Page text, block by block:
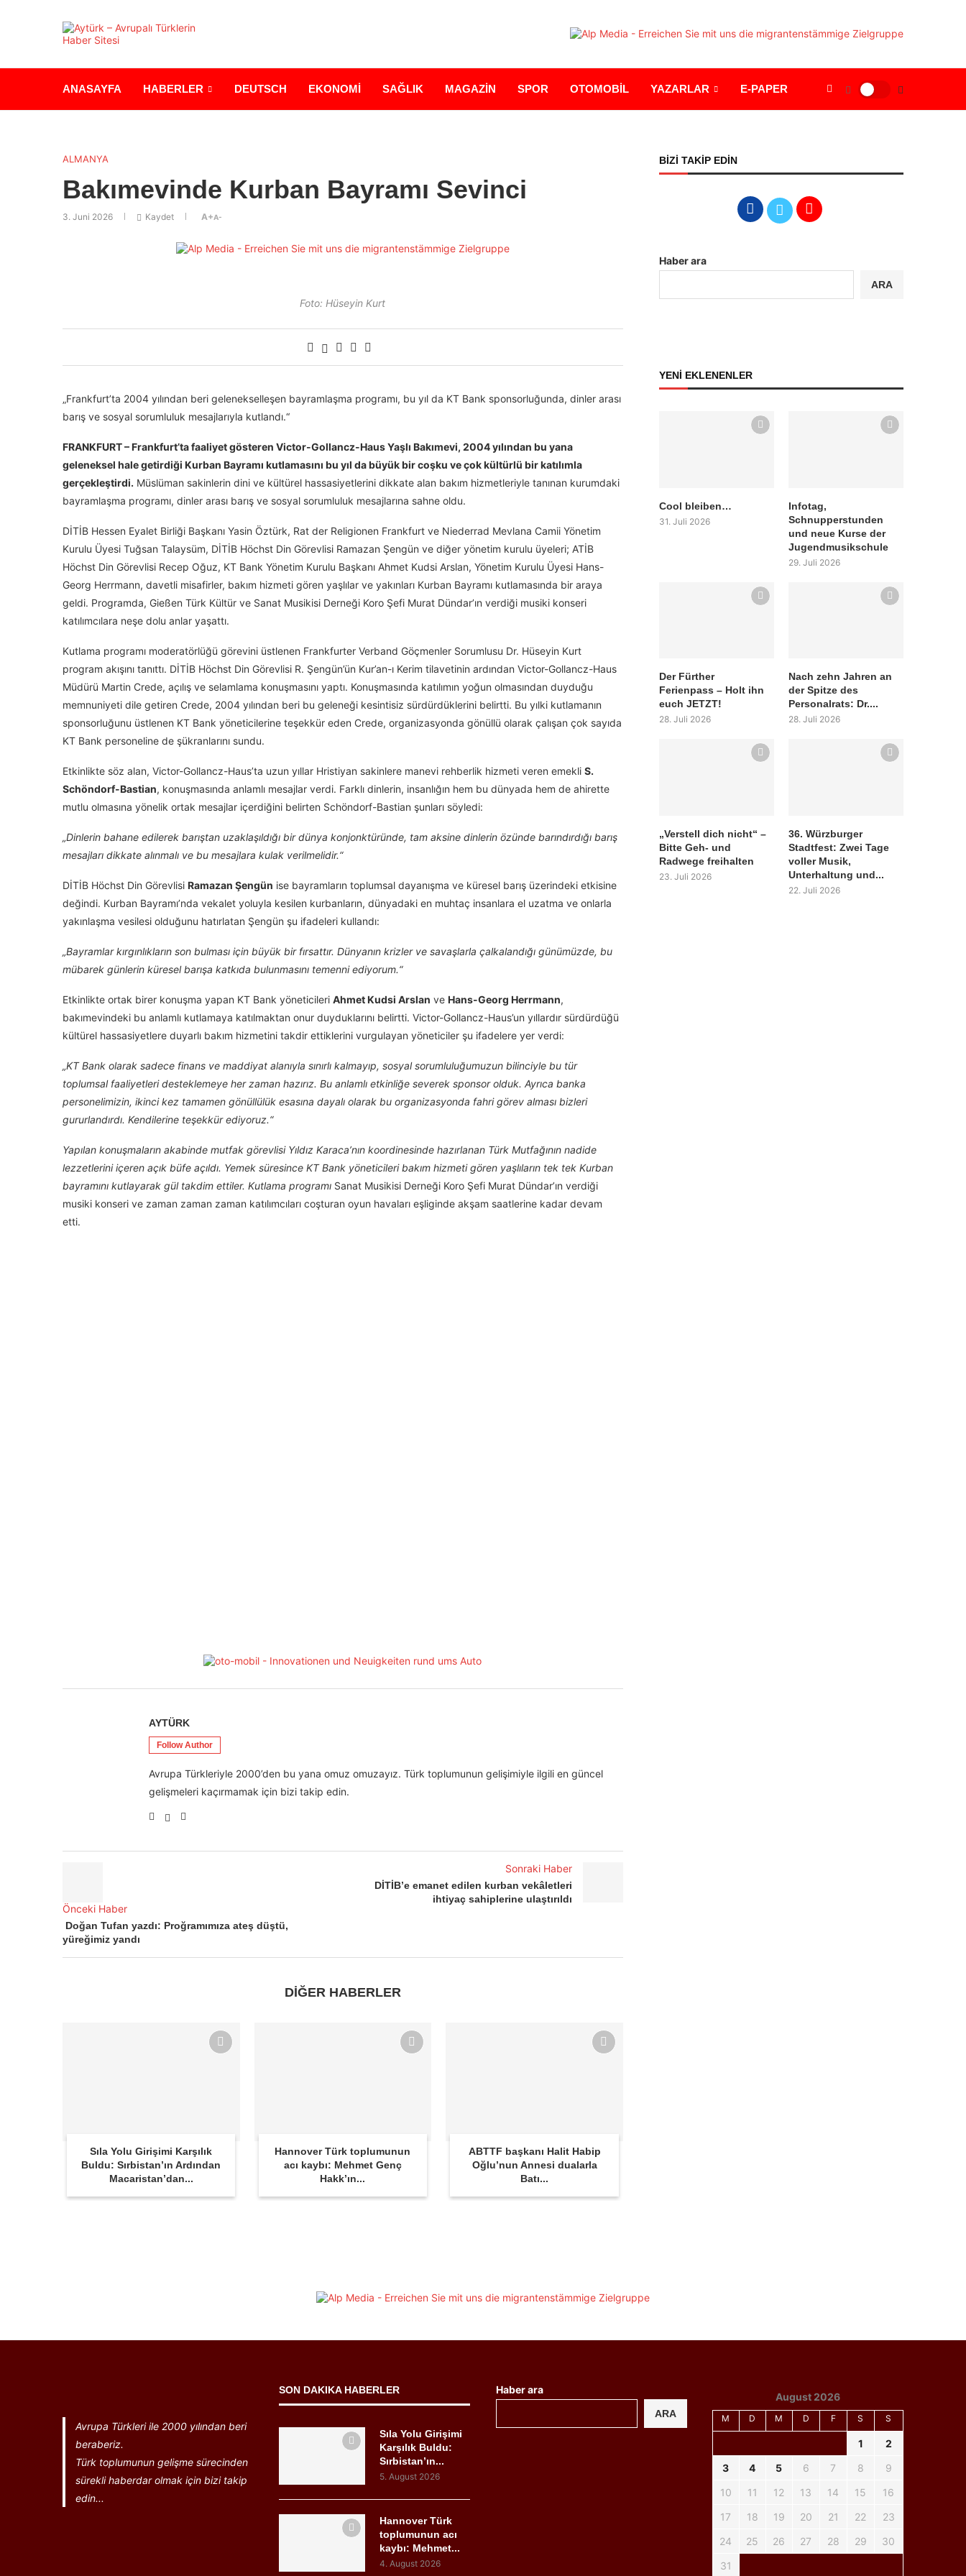
ANASAYFA HABERLER DEUTSCH EKONOMİ SAĞLIK MAGAZİN SPOR OTOMOBİL YAZARLAR E-PAPER
ALMANYA
Bakımevinde Kurban Bayramı Sevinci
3. Juni 2026 Kaydet A+A-
Foto: Hüseyin Kurt
„Frankfurt’ta 2004 yılından beri gelenekselleşen bayramlaşma programı, bu yıl da KT Bank sponsorluğunda, dinler arası
barış ve sosyal sorumluluk mesajlarıyla kutlandı.“
FRANKFURT – Frankfurt’ta faaliyet gösteren Victor-Gollancz-Haus Yaşlı Bakımevi, 2004 yılından bu yana
geleneksel hale getirdiği Kurban Bayramı kutlamasını bu yıl da büyük bir coşku ve çok kültürlü bir katılımla
gerçekleştirdi. Müslüman sakinlerin dini ve kültürel hassasiyetlerini dikkate alan bakım hizmetleriyle tanınan kurumdaki
bayramlaşma programı, dinler arası barış ve sosyal sorumluluk mesajlarına sahne oldu.
DİTİB Hessen Eyalet Birliği Başkanı Yasin Öztürk, Rat der Religionen Frankfurt ve Niederrad Mevlana Camii Yönetim
Kurulu Üyesi Tuğsan Talaysüm, DİTİB Höchst Din Görevlisi Ramazan Şengün ve diğer yönetim kurulu üyeleri; ATİB
Höchst Din Görevlisi Recep Oğuz, KT Bank Yönetim Kurulu Başkanı Ahmet Kudsi Arslan, Yönetim Kurulu Üyesi Hans-
Georg Herrmann, davetli misafirler, bakım hizmeti gören yaşlılar ve yakınları Kurban Bayramı kutlamasında bir araya
geldi. Programda, Gießen Türk Kültür ve Sanat Musikisi Derneği Koro Şefi Murat Dündar’ın verdiği musiki konseri
katılımcılara neşe dolu anlar yaşattı.
Kutlama programı moderatörlüğü görevini üstlenen Frankfurter Verband Göçmenler Sorumlusu Dr. Hüseyin Kurt
program akışını tanıttı. DİTİB Höchst Din Görevlisi R. Şengün’ün Kur’an-ı Kerim tilavetinin ardından Victor-Gollancz-Haus
Müdürü Martin Crede, açılış ve selamlama konuşmasını yaptı. Konuşmasında katılımın yoğun olmasından duyduğu
memnuniyeti dile getiren Crede, 2004 yılından beri bu geleneği kesintisiz sürdürdüklerini belirtti. Bu yılki kutlamanın
sponsorluğunu üstlenen KT Bank yöneticilerine teşekkür eden Crede, organizasyonda gönüllü olarak çalışan çok sayıda
KT Bank personeline de şükranlarını sundu.
Etkinlikte söz alan, Victor-Gollancz-Haus’ta uzun yıllar Hristiyan sakinlere manevi rehberlik hizmeti veren emekli S.
Schöndorf-Bastian, konuşmasında anlamlı mesajlar verdi. Farklı dinlerin, insanlığın hem bu dünyada hem de ahirette
mutlu olmasına yönelik ortak mesajlar içerdiğini belirten Schöndorf-Bastian şunları söyledi:
„Dinlerin bahane edilerek barıştan uzaklaşıldığı bir dünya konjonktüründe, tam aksine dinlerin özünde barındırdığı barış
mesajları dikkate alınmalı ve bu mesajlara kulak verilmelidir.“
DİTİB Höchst Din Görevlisi Ramazan Şengün ise bayramların toplumsal dayanışma ve küresel barış üzerindeki etkisine
değindi. Kurban Bayramı’nda vekalet yoluyla kesilen kurbanların, dünyadaki en muhtaç insanlara el uzatma ve onlarla
yakınlaşma vesilesi olduğunu hatırlatan Şengün şu ifadeleri kullandı:
„Bayramlar kırgınlıkların son bulması için büyük bir fırsattır. Dünyanın krizler ve savaşlarla çalkalandığı günümüzde, bu
mübarek günlerin küresel barışa katkıda bulunmasını temenni ediyorum.“
Etkinlikte ortak birer konuşma yapan KT Bank yöneticileri Ahmet Kudsi Arslan ve Hans-Georg Herrmann,
bakımevindeki bu anlamlı kutlamaya katılmaktan onur duyduklarını belirtti. Victor-Gollancz-Haus’un yıllardır sürdürdüğü
kültürel hassasiyetlere duyarlı bakım hizmetini takdir ettiklerini vurgulayan yöneticiler şu ifadelere yer verdi:
„KT Bank olarak sadece finans ve maddiyat alanıyla sınırlı kalmayıp, sosyal sorumluluğumuzun bilinciyle bu tür
toplumsal faaliyetleri desteklemeye her zaman hazırız. Bu anlamlı etkinliğe severek sponsor olduk. Ayrıca banka
personelimizin, ikinci kez tamamen gönüllülük esasına dayalı olarak bu organizasyonda fahri görev alması bizleri
gururlandırdı. Kendilerine teşekkür ediyoruz.“
Yapılan konuşmaların akabinde mutfak görevlisi Yıldız Karaca’nın koordinesinde hazırlanan Türk Mutfağının nadide
lezzetlerini içeren açık büfe açıldı. Yemek süresince KT Bank yöneticileri bakım hizmeti gören yaşlıların tek tek Kurban
bayramını kutlayarak gül takdim ettiler. Kutlama programı Sanat Musikisi Derneği Koro Şefi Murat Dündar’ın verdiği
musiki konseri ve zaman zaman zaman katılımcıları coşturan oyun havaları eşliginde akşam saatlerine kadar devam
etti.
AYTÜRK
Follow Author
Avrupa Türkleriyle 2000’den bu yana omuz omuzayız. Türk toplumunun gelişimiyle ilgili en güncel
gelişmeleri kaçırmamak için bizi takip edin.
Önceki Haber
Doğan Tufan yazdı: Proğramımıza ateş düştü,
yüreğimiz yandı
Sonraki Haber
DİTİB’e emanet edilen kurban vekâletleri
ihtiyaç sahiplerine ulaştırıldı
DİĞER HABERLER
Sıla Yolu Girişimi Karşılık
Buldu: Sırbistan’ın Ardından
Macaristan’dan...
Hannover Türk toplumunun
acı kaybı: Mehmet Genç
Hakk’ın...
ABTTF başkanı Halit Habip
Oğlu’nun Annesi dualarla
Batı...
BİZİ TAKİP EDİN
Haber ara
ARA
YENİ EKLENENLER
Cool bleiben…
31. Juli 2026
Infotag,
Schnupperstunden
und neue Kurse der
Jugendmusikschule
29. Juli 2026
Der Fürther
Ferienpass – Holt ihn
euch JETZT!
28. Juli 2026
Nach zehn Jahren an
der Spitze des
Personalrats: Dr....
28. Juli 2026
„Verstell dich nicht“ –
Bitte Geh- und
Radwege freihalten
23. Juli 2026
36. Würzburger
Stadtfest: Zwei Tage
voller Musik,
Unterhaltung und...
22. Juli 2026
Avrupa Türkleri ile 2000 yılından beri
beraberiz.
Türk toplumunun gelişme sürecinden
sürekli haberdar olmak için bizi takip
edin...
SON DAKIKA HABERLER
Sıla Yolu Girişimi
Karşılık Buldu:
Sırbistan’ın...
5. August 2026
Hannover Türk
toplumunun acı
kaybı: Mehmet...
4. August 2026
Haber ara
ARA
August 2026
M D M D F S S
1
2
3
4 5 6 7 8
9
10
11 12 13 14 15
16
17
18 19 20 21 22
23
24
25 26 27 28 29
30
31